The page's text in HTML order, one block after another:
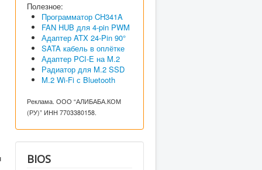
Полезное:
Программатор CH341A
FAN HUB для 4-pin PWM
Адаптер ATX 24-Pin 90°
SATA кабель в оплётке
Адаптер PCI-E на M.2
Радиатор для M.2 SSD
M.2 Wi-Fi с Bluetooth
Реклама. ООО “АЛИБАБА.КОМ
(РУ)” ИНН 7703380158.
BIOS